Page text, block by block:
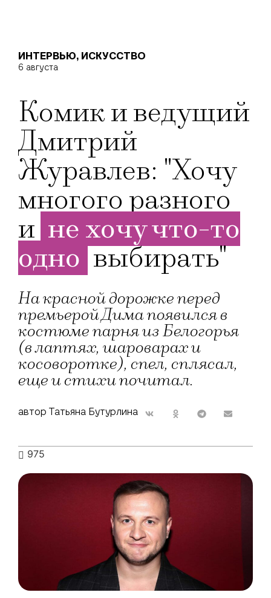
ИНТЕРВЬЮ, ИСКУССТВО
6 августа
Комик и ведущий
Дмитрий
Журавлев: "Хочу
многого разного
и не хочу что-то
одно выбирать"
На красной дорожке перед
премьерой Дима появился в
костюме парня из Белогорья
(в лаптях, шароварах и
косоворотке), спел, сплясал,
еще и стихи почитал.
автор Татьяна Бутурлина
975